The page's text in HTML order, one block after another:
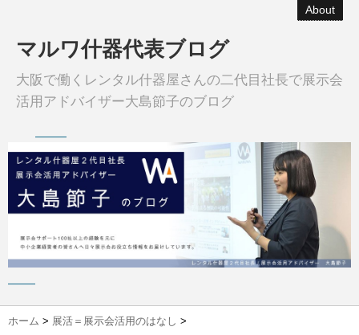
About
マルワ什器代表ブログ
大阪で働くレンタル什器屋さんの二代目社長で展示会
活用アドバイザー大島節子のブログ
ホーム > 展活＝展示会活用のはなし >